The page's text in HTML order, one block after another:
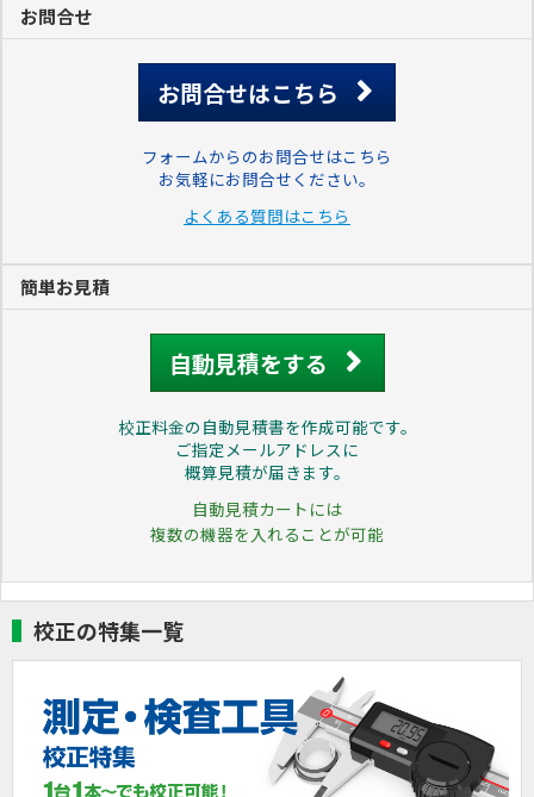
お問合せ
お問合せはこちら
フォームからのお問合せはこちら
お気軽にお問合せください。
よくある質問はこちら
簡単お見積
自動見積をする
校正料金の自動見積書を作成可能です。
ご指定メールアドレスに
概算見積が届きます。
自動見積カートには
複数の機器を入れることが可能
校正の特集一覧